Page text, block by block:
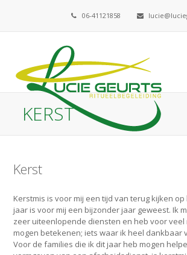
06-41121858
KERST
Kerst
Kerstmis is voor mij een tijd van terug kijken
jaar is voor mij een bijzonder jaar geweest. Ik
zeer uiteenlopende diensten en heb voor veel
mogen betekenen; iets waar ik heel dankbaar
Voor de families die ik dit jaar heb mogen